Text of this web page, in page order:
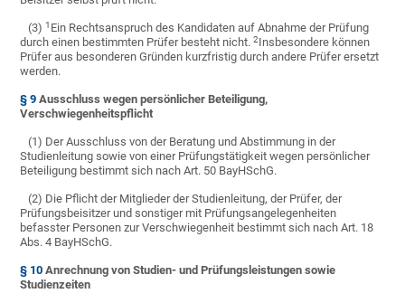
(3)1 Ein Rechtsanspruch des Kandidaten auf Abnahme der Prüfung
durch einen bestimmten Prüfer besteht nicht.2Insbesondere können
Prüfer aus besonderen Gründen kurzfristig durch andere Prüfer ersetzt
werden.
§ 9 Ausschluss wegen persönlicher Beteiligung,
Verschwiegenheitspflicht
(1) Der Ausschluss von der Beratung und Abstimmung in der
Studienleitung sowie von einer Prüfungstätigkeit wegen persönlicher
Beteiligung bestimmt sich nach Art. 50 BayHSchG.
(2) Die Pflicht der Mitglieder der Studienleitung, der Prüfer, der
Prüfungsbeisitzer und sonstiger mit Prüfungsangelegenheiten
befasster Personen zur Verschwiegenheit bestimmt sich nach Art. 18
Abs. 4 BayHSchG.
§ 10 Anrechnung von Studien- und Prüfungsleistungen sowie
Studienzeiten